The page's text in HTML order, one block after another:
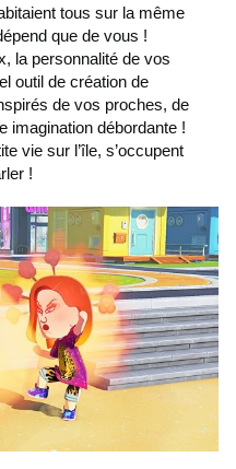
tous sur la même
que de vous !
la personnalité de vos
outil de création de
de vos proches, de
imagination débordante !
vie sur l’île, s’occupent
!